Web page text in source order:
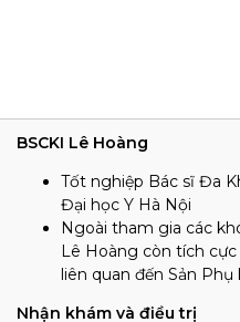
BSCKI Lê Hoàng
Tốt nghiệp Bác sĩ Đa
Đại học Y Hà Nội
Ngoài tham gia các
Lê Hoàng còn tích
liên quan đến Sản Phụ
Nhận khám và điều trị